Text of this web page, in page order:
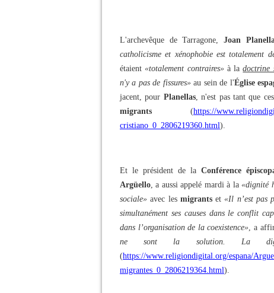
L'archevêque de Tarragone,Joan
catholicisme et xénophobie est totalement
étaient«totalement contraires»à ladoctrine
n'y a pas de fissures»au sein de l'Église
jacent, pour Planellas, n'est pas tant que
migrants (https://
cristiano_0_2806219360.html).
Et le président de laConférence
Argüello, a aussi appelé mardi à la«dignité
sociale» avec les migrantset«Il n’est pas
simultanément ses causes dans le conflit
dans l’organisation de la coexistence», a
ne sont la solution. La
(https://www.religiondigital.org/espana/
migrantes_0_2806219364.html).